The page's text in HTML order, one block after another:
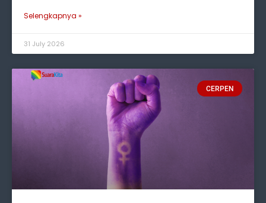
Selengkapnya »
31 July 2026
CERPEN